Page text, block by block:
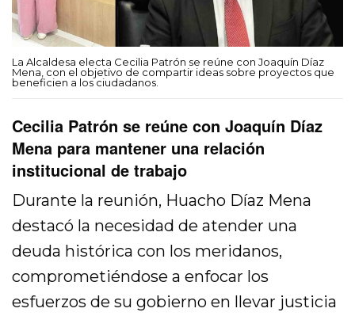
La Alcaldesa electa Cecilia Patrón se reúne con Joaquín Díaz
Mena, con el objetivo de compartir ideas sobre proyectos que
beneficien a los ciudadanos.
Cecilia Patrón se reúne con Joaquín Díaz
Mena para mantener una relación
institucional de trabajo
Durante la reunión, Huacho Díaz Mena
destacó la necesidad de atender una
deuda histórica con los meridanos,
comprometiéndose a enfocar los
esfuerzos de su gobierno en llevar justicia